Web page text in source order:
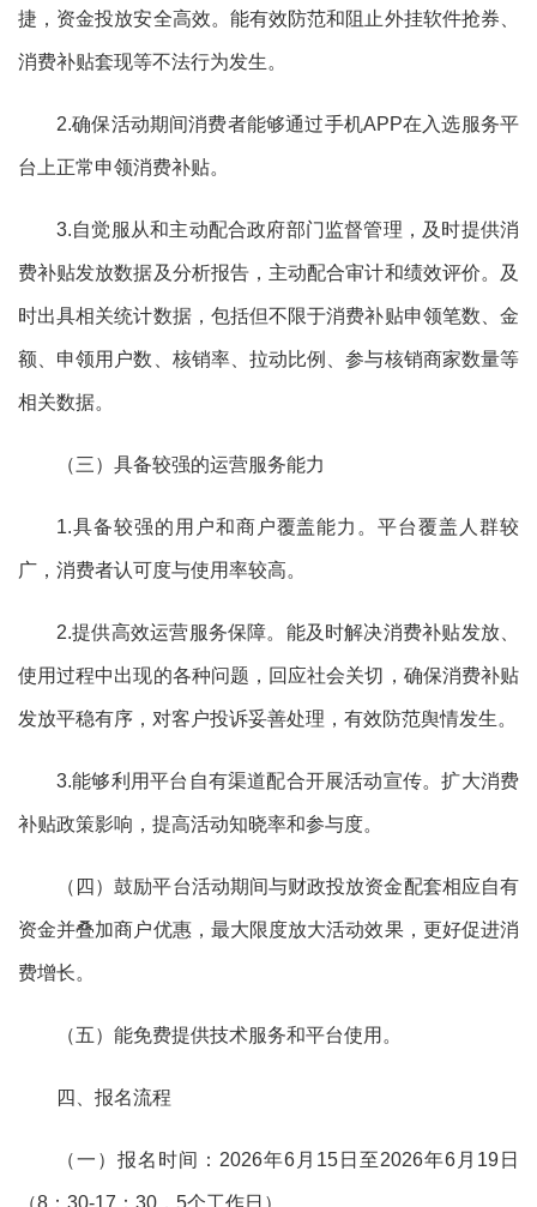
捷，资金投放安全高效。能有效防范和阻止外挂软件抢券、
消费补贴套现等不法行为发生。
2.确保活动期间消费者能够通过手机APP在入选服务平
台上正常申领消费补贴。
3.自觉服从和主动配合政府部门监督管理，及时提供消
费补贴发放数据及分析报告，主动配合审计和绩效评价。及
时出具相关统计数据，包括但不限于消费补贴申领笔数、金
额、申领用户数、核销率、拉动比例 、参与核销商家数量等
相关数据。
（三）具备较强的运营服务能力
1.具备较强的用户和商户覆盖能力。平台覆盖人群较
广，消费者认可度与使用率较高。
2.提供高效运营服务保障。能及时解决消费补贴发放、
使用过程中出现的各种问题，回应社会关切，确保消费补贴
发放平稳有序 ，对客户投诉妥善处理，有效防范舆情发生。
3.能够利用平台自有渠道配合开展活动宣传。扩大消费
补贴政策影响，提高活动知晓率和参与度。
（四）鼓励平台活动期间与财政投放资金配套相应自有
资金并叠加商户优惠，最大限度放大活动效果，更好促进消
费增长。
（五）能免费提供技术服务和平台使用。
四、报名流程
（一）报名时间： 2026年6 月 15 日至2026年6 月 19 日
（8：30-17：30，5个工作日）